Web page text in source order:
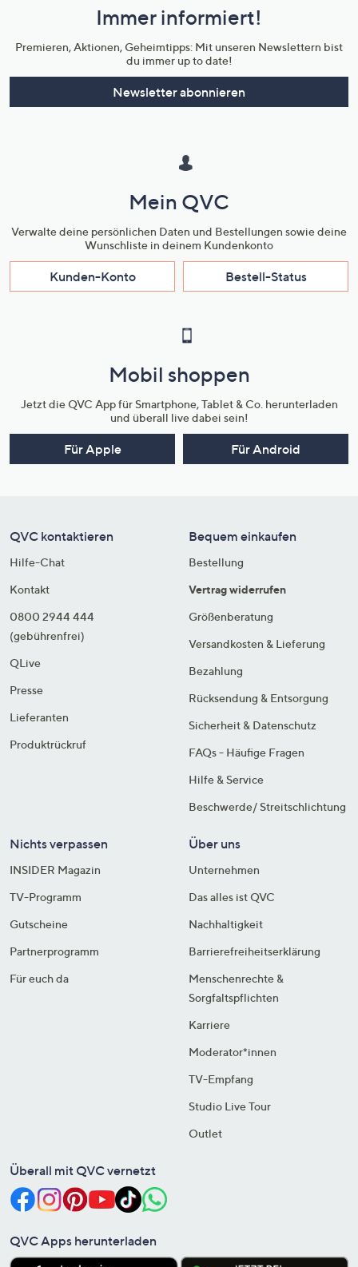
Unternehmensinformationen
Immer informiert!
Premieren, Aktionen, Geheimtipps: Mit unseren Newslettern bist
du immer up to date!
Newsletter abonnieren
Mein QVC
Verwalte deine persönlichen Daten und Bestellungen sowie deine
Wunschliste in deinem Kundenkonto
Kunden-Konto Bestell-Status
Mobil shoppen
Jetzt die QVC App für Smartphone, Tablet & Co. herunterladen
und überall live dabei sein!
Für Apple Für Android
QVC kontaktieren
Hilfe-Chat
Kontakt
0800 2944 444
(gebührenfrei)
QLive
Presse
Lieferanten
Produktrückruf
Bequem einkaufen
Bestellung
Vertrag widerrufen
Größenberatung
Versandkosten & Lieferung
Bezahlung
Rücksendung & Entsorgung
Sicherheit & Datenschutz
FAQs - Häufige Fragen
Hilfe & Service
Beschwerde/ Streitschlichtung
Nichts verpassen
INSIDER Magazin
TV-Programm
Gutscheine
Partnerprogramm
Für euch da
Über uns
Unternehmen
Das alles ist QVC
Nachhaltigkeit
Barrierefreiheitserklärung
Menschenrechte &
Sorgfaltspflichten
Karriere
Moderator*innen
TV-Empfang
Studio Live Tour
Outlet
Überall mit QVC vernetzt
QVC Apps herunterladen